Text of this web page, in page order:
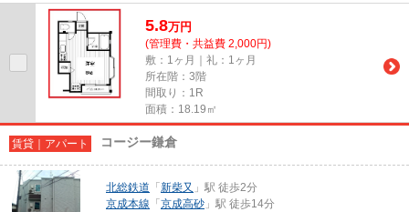
5.8万円
(管理費・共益費 2,000円)
敷：1ヶ月｜礼：1ヶ月
所在階：3階
間取り：1R
面積：18.19㎡
賃貸｜アパート コージー鎌倉
北総鉄道 「 新柴又 」駅 徒歩2分
京成本線 「 京成高砂 」駅 徒歩14分